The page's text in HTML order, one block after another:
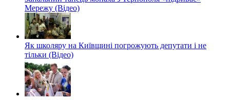
Мережу (Відео)
Як школяру на Київщині погрожують депутати і не
тільки (Відео)